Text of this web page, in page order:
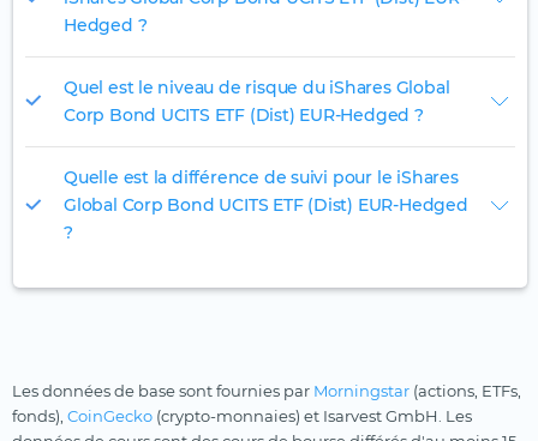
Hedged ?
Quel est le niveau de risque du iShares Global
Corp Bond UCITS ETF (Dist) EUR-Hedged ?
Quelle est la différence de suivi pour le iShares
Global Corp Bond UCITS ETF (Dist) EUR-Hedged
?
Les données de base sont fournies par Morningstar (actions, ETFs,
fonds), CoinGecko (crypto-monnaies) et Isarvest GmbH. Les